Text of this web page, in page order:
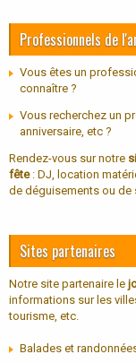
Professionnels de
Vous êtes un
connaître ?
Vous recherchez un
anniversaire, etc ?
Rendez-vous sur notre
fête: DJ, location
de déguisements ou de
Sites partenaires
Notre site partenaire le
informations sur les
tourisme, etc.
Balades et